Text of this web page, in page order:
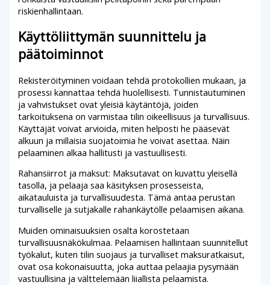
riskienhallintaan.
Käyttöliittymän suunnittelu ja
päätoiminnot
Rekisteröityminen voidaan tehdä protokollien mukaan, ja
prosessi kannattaa tehdä huolellisesti. Tunnistautuminen
ja vahvistukset ovat yleisiä käytäntöjä, joiden
tarkoituksena on varmistaa tilin oikeellisuus ja turvallisuus.
Käyttäjät voivat arvioida, miten helposti he pääsevät
alkuun ja millaisia suojatoimia he voivat asettaa. Näin
pelaaminen alkaa hallitusti ja vastuullisesti.
Rahansiirrot ja maksut: Maksutavat on kuvattu yleisellä
tasolla, ja pelaaja saa käsityksen prosesseista,
aikatauluista ja turvallisuudesta. Tämä antaa perustan
turvalliselle ja sutjakalle rahankäytölle pelaamisen aikana.
Muiden ominaisuuksien osalta korostetaan
turvallisuusnäkökulmaa. Pelaamisen hallintaan suunnitellut
työkalut, kuten tilin suojaus ja turvalliset maksuratkaisut,
ovat osa kokonaisuutta, joka auttaa pelaajia pysymään
vastuullisina ja välttelemään liiallista pelaamista.